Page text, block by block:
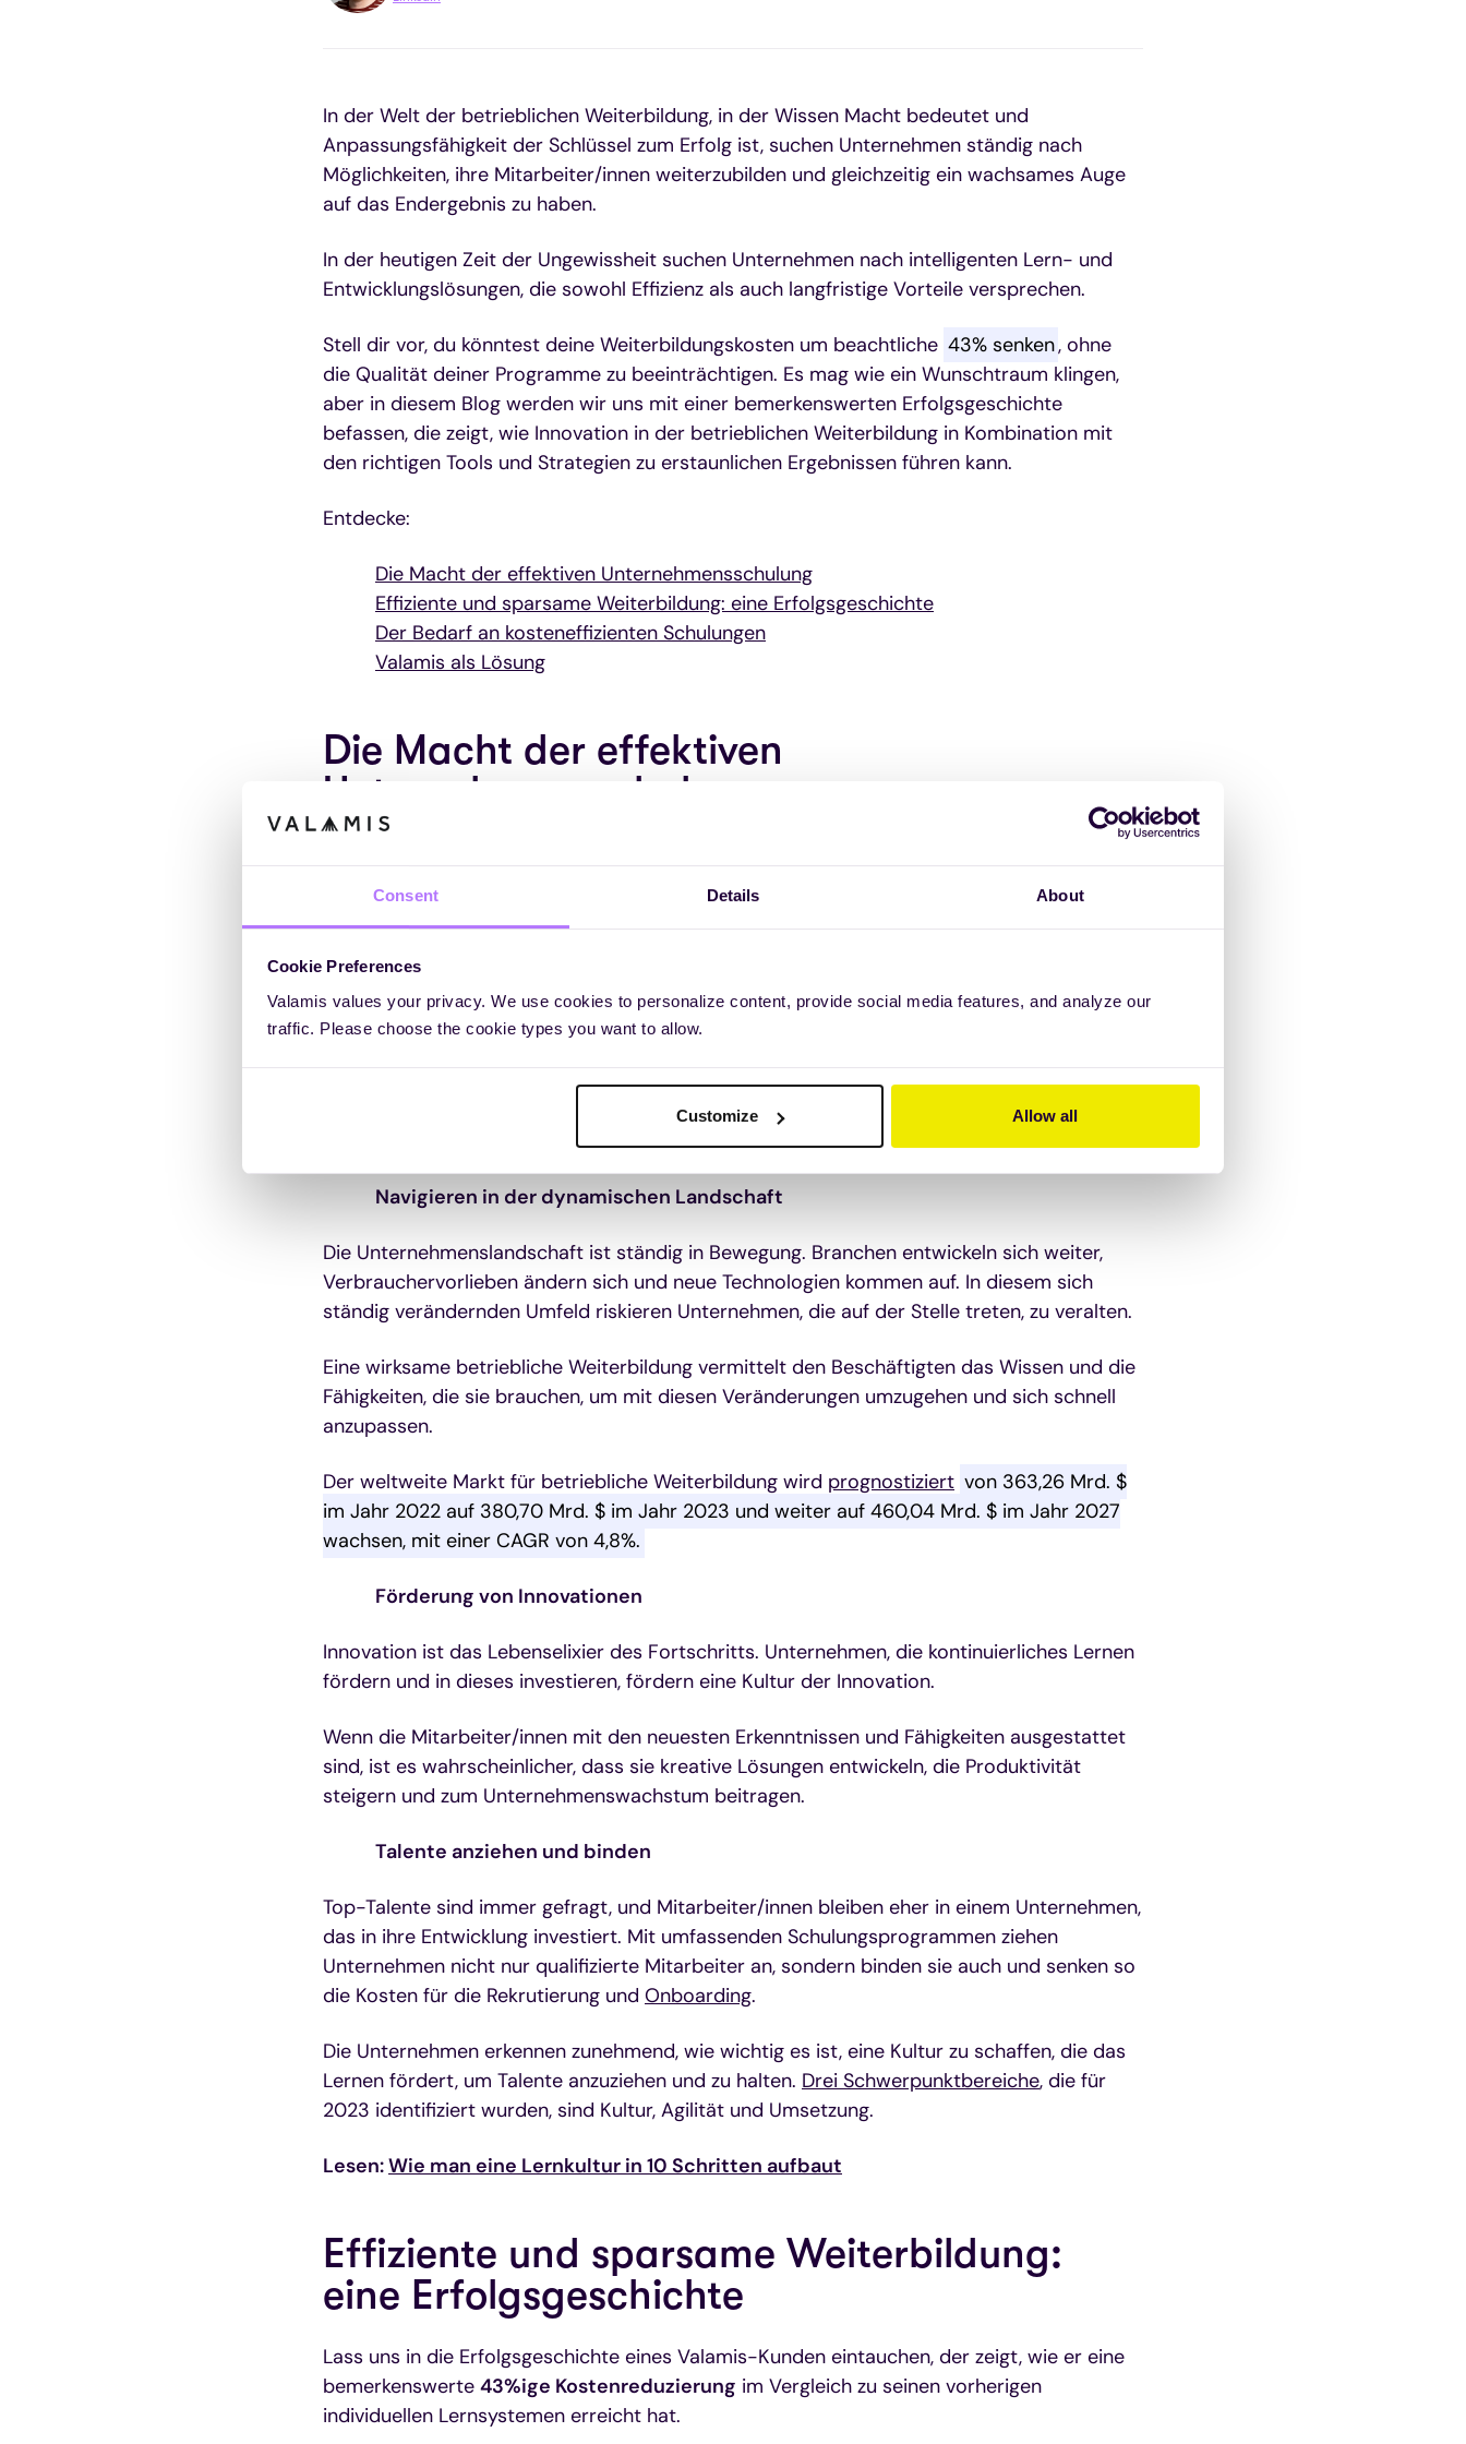
Consent Details About
Cookie Preferences
Valamis values your privacy. We use cookies to personalize content, provide social media features, and analyze our
traffic. Please choose the cookie types you want to allow.
Customize Allow all
In der Welt der betrieblichen Weiterbildung, in der Wissen Macht bedeutet und
Anpassungsfähigkeit der Schlüssel zum Erfolg ist, suchen Unternehmen ständig nach
Möglichkeiten, ihre Mitarbeiter/innen weiterzubilden und gleichzeitig ein wachsames Auge
auf das Endergebnis zu haben.
In der heutigen Zeit der Ungewissheit suchen Unternehmen nach intelligenten Lern- und
Entwicklungslösungen, die sowohl Effizienz als auch langfristige Vorteile versprechen.
Stell dir vor, du könntest deine Weiterbildungskosten um beachtliche 43% senken, ohne
die Qualität deiner Programme zu beeinträchtigen. Es mag wie ein Wunschtraum klingen,
aber in diesem Blog werden wir uns mit einer bemerkenswerten Erfolgsgeschichte
befassen, die zeigt, wie Innovation in der betrieblichen Weiterbildung in Kombination mit
den richtigen Tools und Strategien zu erstaunlichen Ergebnissen führen kann.
Entdecke:
Die Macht der effektiven Unternehmensschulung
Effiziente und sparsame Weiterbildung: eine Erfolgsgeschichte
Der Bedarf an kosteneffizienten Schulungen
Valamis als Lösung
Die Macht der effektiven
Unternehmensschulung
Fortschritten und Marktschwankungen geprägt ist, war die Bedeutung von
Unternehmen, die in das Wachstum und die Fähigkeiten ihrer Mitarbeiter/innen investieren,
sind nicht nur besser aufgestellt, sondern auch anpassungsfähiger, wenn sie mit
Warum effektive betriebliche Weiterbildung wichtig ist:
Navigieren in der dynamischen Landschaft
Die Unternehmenslandschaft ist ständig in Bewegung. Branchen entwickeln sich weiter,
Verbrauchervorlieben ändern sich und neue Technologien kommen auf. In diesem sich
ständig verändernden Umfeld riskieren Unternehmen, die auf der Stelle treten, zu veralten.
Eine wirksame betriebliche Weiterbildung vermittelt den Beschäftigten das Wissen und die
Fähigkeiten, die sie brauchen, um mit diesen Veränderungen umzugehen und sich schnell
anzupassen.
Der weltweite Markt für betriebliche Weiterbildung wird prognostiziert von 363,26 Mrd. $
im Jahr 2022 auf 380,70 Mrd. $ im Jahr 2023 und weiter auf 460,04 Mrd. $ im Jahr 2027
wachsen, mit einer CAGR von 4,8%.
Förderung von Innovationen
Innovation ist das Lebenselixier des Fortschritts. Unternehmen, die kontinuierliches Lernen
fördern und in dieses investieren, fördern eine Kultur der Innovation.
Wenn die Mitarbeiter/innen mit den neuesten Erkenntnissen und Fähigkeiten ausgestattet
sind, ist es wahrscheinlicher, dass sie kreative Lösungen entwickeln, die Produktivität
steigern und zum Unternehmenswachstum beitragen.
Talente anziehen und binden
Top-Talente sind immer gefragt, und Mitarbeiter/innen bleiben eher in einem Unternehmen,
das in ihre Entwicklung investiert. Mit umfassenden Schulungsprogrammen ziehen
Unternehmen nicht nur qualifizierte Mitarbeiter an, sondern binden sie auch und senken so
die Kosten für die Rekrutierung und Onboarding.
Die Unternehmen erkennen zunehmend, wie wichtig es ist, eine Kultur zu schaffen, die das
Lernen fördert, um Talente anzuziehen und zu halten. Drei Schwerpunktbereiche, die für
2023 identifiziert wurden, sind Kultur, Agilität und Umsetzung.
Lesen:Wie man eine Lernkultur in 10 Schritten aufbaut
Effiziente und sparsame Weiterbildung:
eine Erfolgsgeschichte
Lass uns in die Erfolgsgeschichte eines Valamis-Kunden eintauchen, der zeigt, wie er eine
bemerkenswerte 43%ige Kostenreduzierung im Vergleich zu seinen vorherigen
individuellen Lernsystemen erreicht hat.